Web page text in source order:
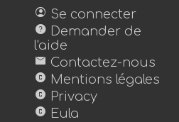
account_circle Se connecter
help Demander de
l'aide
mail Contactez-nous
copyright Mentions légales
copyright Privacy
copyright Eula